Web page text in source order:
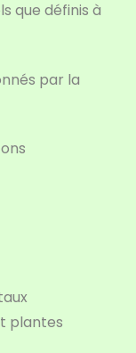
que définis à
par la
plantes